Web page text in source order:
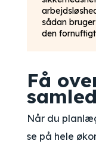
sådan
den fornuftigt
Få
Når du
se på hele